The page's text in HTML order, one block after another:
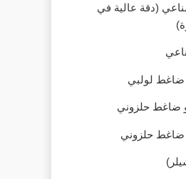
(دقة عالية في
ضاغط لولبي
ضاغط حلزوني
ضاغط حلزوني